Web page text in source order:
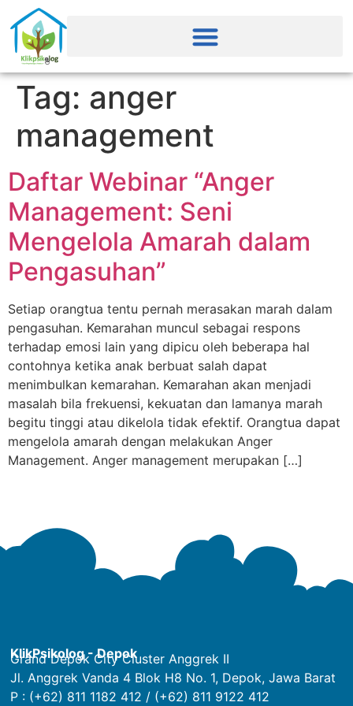
Tag: anger
management
Daftar Webinar “Anger
Management: Seni
Mengelola Amarah dalam
Pengasuhan”
Setiap orangtua tentu pernah merasakan marah dalam
pengasuhan. Kemarahan muncul sebagai respons
terhadap emosi lain yang dipicu oleh beberapa hal
contohnya ketika anak berbuat salah dapat
menimbulkan kemarahan. Kemarahan akan menjadi
masalah bila frekuensi, kekuatan dan lamanya marah
begitu tinggi atau dikelola tidak efektif. Orangtua dapat
mengelola amarah dengan melakukan Anger
Management. Anger management merupakan […]
KlikPsikolog - Depok
Grand Depok City Cluster Anggrek II
Jl. Anggrek Vanda 4 Blok H8 No. 1, Depok, Jawa Barat
P : (+62) 811 1182 412 / (+62) 811 9122 412